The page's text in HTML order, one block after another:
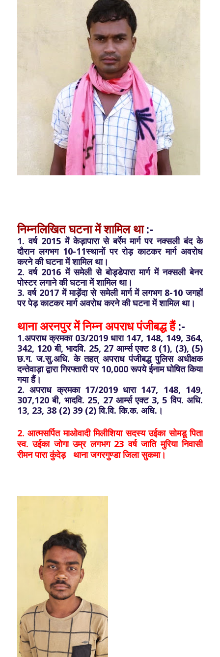
निम्नलिखित घटना में शामिल था:-
1. वर्ष 2015 में केड़ापारा से बर्रेम मार्ग पर नक्सली बंद के
दौरान लगभग 10-11स्थानों पर रोड़ काटकर मार्ग अवरोध
करने की घटना में शामिल था।
2. वर्ष 2016 में समेली से बोड्डेपारा मार्ग में नक्सली बेनर
पोस्टर लगाने की घटना में शामिल था।
3. वर्ष 2017 में माड़ेंदा से समेली मार्ग में लगभग 8-10 जगहों
पर पेड़ काटकर मार्ग अवरोध करने की घटना में शामिल था।
थाना अरनपुर में निम्न अपराध पंजीबद्ध हैं:-
1.अपराध क्रमका 03/2019 धारा 147, 148, 149, 364,
342, 120 बी, भादवि. 25, 27 आर्म्स एक्ट 8 (1), (3), (5)
छ.ग. ज.सु.अधि. के तहत् अपराध पंजीबद्ध पुलिस अधीक्षक
दन्तेवाड़ा द्वारा गिरफ्तारी पर 10,000 रूपये ईनाम घोषित किया
गया हैं।
2. अपराध क्रमका 17/2019 धारा 147, 148, 149,
307,120 बी, भादवि. 25, 27 आर्म्स एक्ट 3, 5 विप. अधि.
13, 23, 38 (2) 39 (2) वि.वि. कि.क. अधि.।
2. आत्मसर्पित माओवादी मिलीशिया सदस्य उईका सोमडू पिता
स्व. उईका जोगा उम्र लगभग 23 वर्ष जाति मुरिया निवासी
रीमन पारा कुंदेड़ थाना जगरगुण्डा जिला सुकमा।